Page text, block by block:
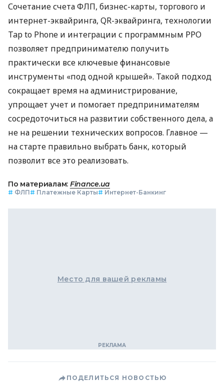
Сочетание счета ФЛП, бизнес-карты, торгового и
интернет-эквайринга, QR-эквайринга, технологии
Tap to Phone и интеграции с программным РРО
позволяет предпринимателю получить
практически все ключевые финансовые
инструменты «под одной крышей». Такой подход
сокращает время на администрирование,
упрощает учет и помогает предпринимателям
сосредоточиться на развитии собственного дела, а
не на решении технических вопросов. Главное —
на старте правильно выбрать банк, который
позволит все это реализовать.
По материалам: Finance.ua
# ФЛП# Платежные Карты# Интернет-Банкинг
Место для вашей рекламы
ПОДЕЛИТЬСЯ НОВОСТЬЮ